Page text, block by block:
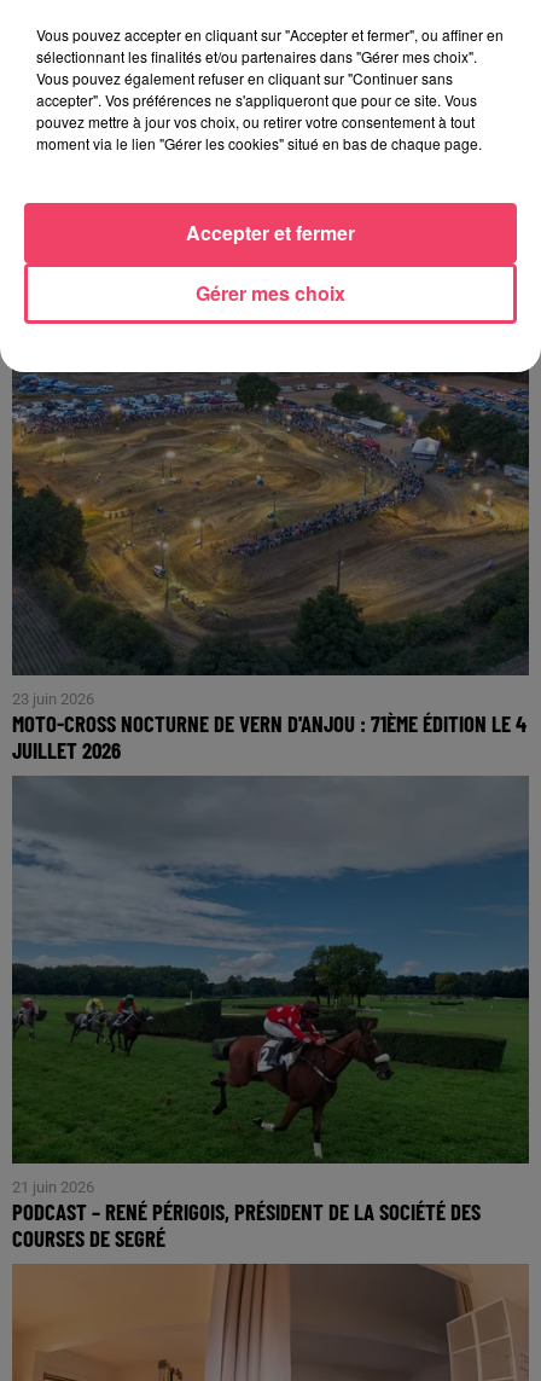
24 juin 2026
SEGRÉ. MOD' COIFF : 23 ANS D'ENTREPRENEURIAT ACCOMPAGNÉS
PAR CERFRANCE
23 juin 2026
MOTO-CROSS NOCTURNE DE VERN D'ANJOU : 71ÈME ÉDITION LE 4
JUILLET 2026
21 juin 2026
PODCAST – RENÉ PÉRIGOIS, PRÉSIDENT DE LA SOCIÉTÉ DES
COURSES DE SEGRÉ
Vous pouvez accepter en cliquant sur "Accepter et fermer", ou affiner en
sélectionnant les finalités et/ou partenaires dans "Gérer mes choix".
Vous pouvez également refuser en cliquant sur "Continuer sans
accepter". Vos préférences ne s'appliqueront que pour ce site. Vous
pouvez mettre à jour vos choix, ou retirer votre consentement à tout
moment via le lien "Gérer les cookies" situé en bas de chaque page.
Gérer mes choix
Accepter et fermer